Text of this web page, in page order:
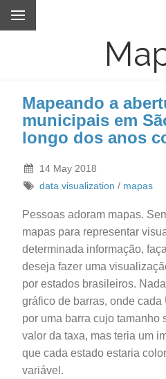
Mapeando a
municipais em
longo dos anos
14 May 2018
data visualization / mapas
Pessoas adoram mapas.
mapas para representar
determinada informação,
deseja fazer uma
por estados brasileiros.
gráfico de barras, onde
por uma barra cujo tamanho
valor da taxa, mas teria um
que cada estado estaria
variável.